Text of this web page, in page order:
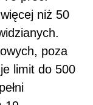
niż 50
poza
limit do 500